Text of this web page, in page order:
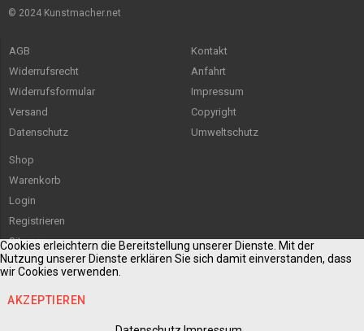
© 2024 Kunstmacher.net
AGB
Widerrufsrecht
Widerrufsformular
Versand
Datenschutz
Kontakt
Anfahrt
Impressum
Copyright
Umweltschutz
Shop
Warenkorb
Login
Registrieren
Sitemap
Cookies erleichtern die Bereitstellung unserer Dienste. Mit der
Nutzung unserer Dienste erklären Sie sich damit einverstanden, dass
wir Cookies verwenden.
AKZEPTIEREN